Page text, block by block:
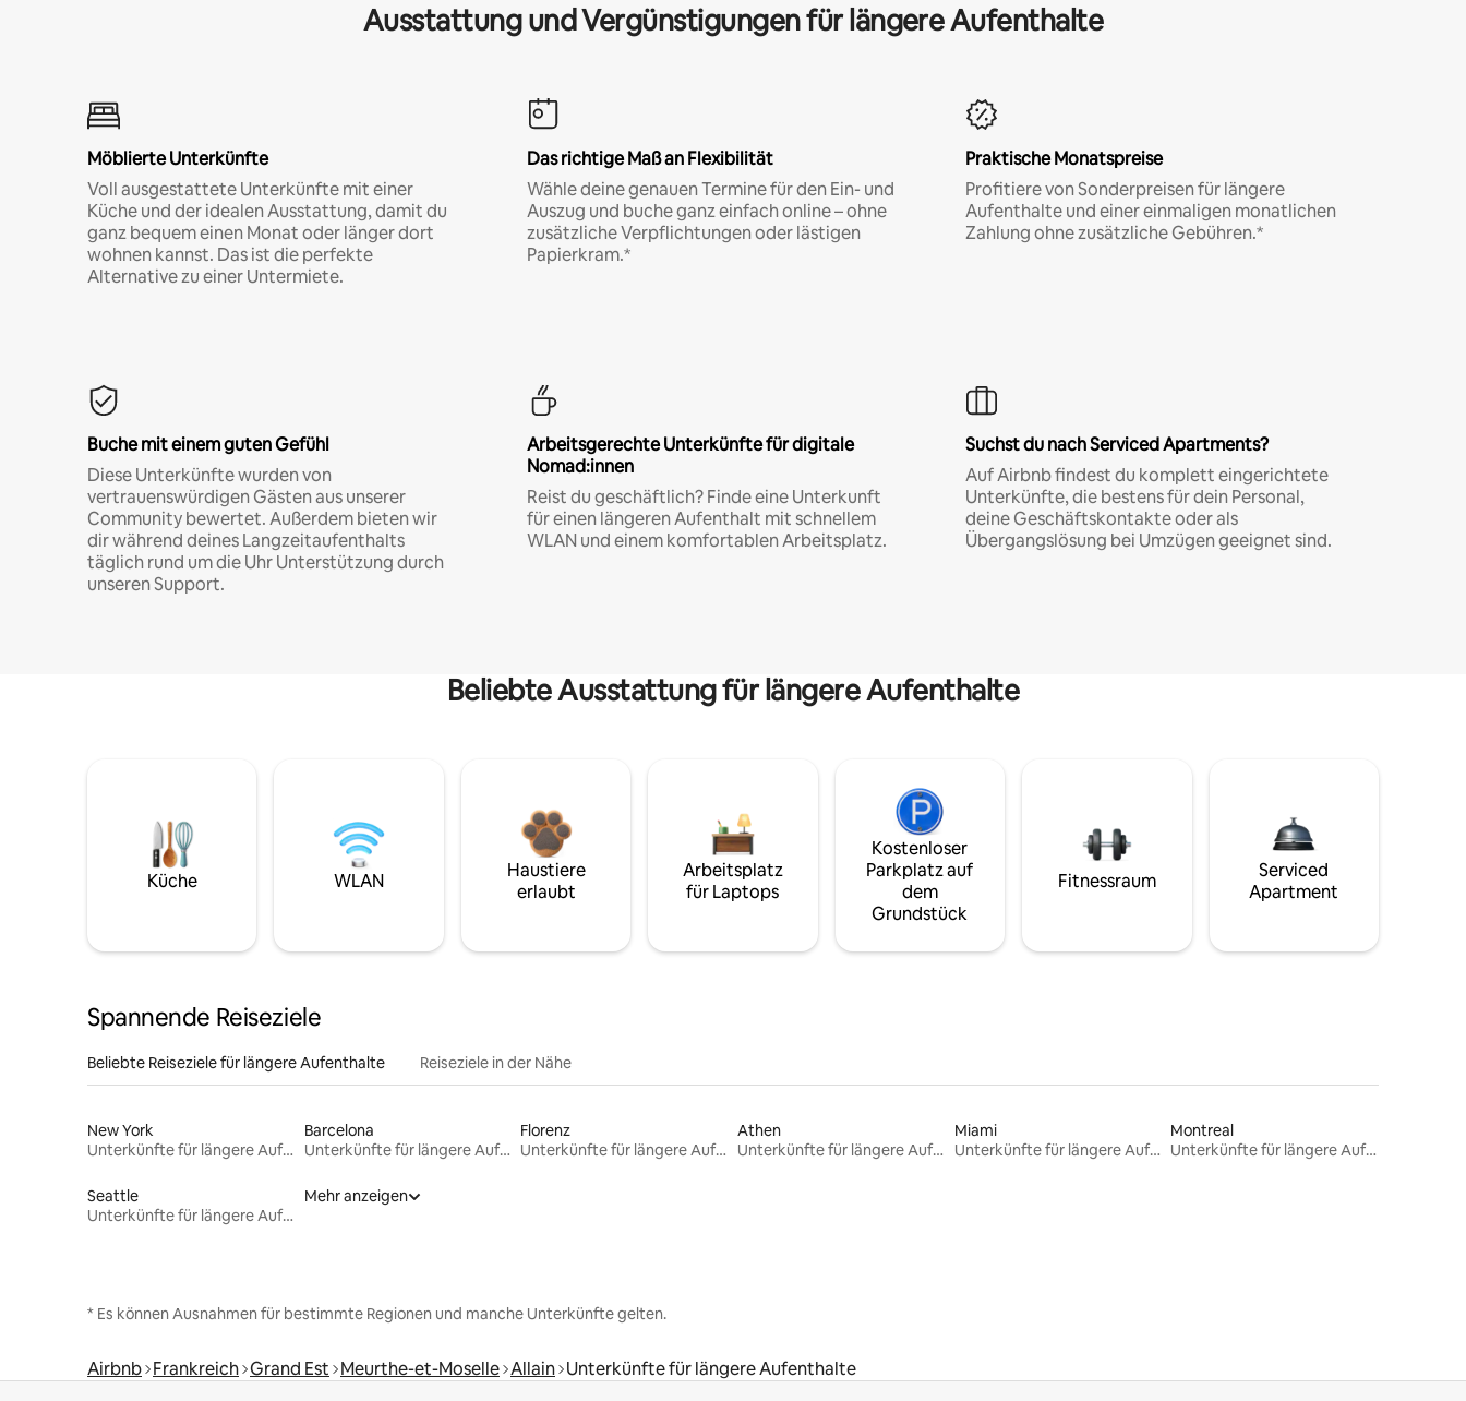
Ausstattung und Vergünstigungen für längere Aufenthalte
Möblierte Unterkünfte
Voll ausgestattete Unterkünfte mit einer
Küche und der idealen Ausstattung, damit du
ganz bequem einen Monat oder länger dort
wohnen kannst. Das ist die perfekte
Alternative zu einer Untermiete.
Das richtige Maß an Flexibilität
Wähle deine genauen Termine für den Ein- und
Auszug und buche ganz einfach online – ohne
zusätzliche Verpflichtungen oder lästigen
Papierkram.*
Praktische Monatspreise
Profitiere von Sonderpreisen für längere
Aufenthalte und einer einmaligen monatlichen
Zahlung ohne zusätzliche Gebühren.*
Buche mit einem guten Gefühl
Diese Unterkünfte wurden von
vertrauenswürdigen Gästen aus unserer
Community bewertet. Außerdem bieten wir
dir während deines Langzeitaufenthalts
täglich rund um die Uhr Unterstützung durch
unseren Support.
Arbeitsgerechte Unterkünfte für digitale
Nomad:innen
Reist du geschäftlich? Finde eine Unterkunft
für einen längeren Aufenthalt mit schnellem
WLAN und einem komfortablen Arbeitsplatz.
Suchst du nach Serviced Apartments?
Auf Airbnb findest du komplett eingerichtete
Unterkünfte, die bestens für dein Personal,
deine Geschäftskontakte oder als
Übergangslösung bei Umzügen geeignet sind.
Beliebte Ausstattung für längere Aufenthalte
Küche WLAN
Haustiere
erlaubt
Arbeitsplatz
für Laptops
Kostenloser
Parkplatz auf
dem
Grundstück
Fitnessraum
Serviced
Apartment
Spannende Reiseziele
Beliebte Reiseziele für längere Aufenthalte Reiseziele in der Nähe
New York
Unterkünfte für längere Aufenthalte
Barcelona
Unterkünfte für längere Aufenthalte
Florenz
Unterkünfte für längere Aufenthalte
Athen
Unterkünfte für längere Aufenthalte
Miami
Unterkünfte für längere Aufenthalte
Montreal
Unterkünfte für längere Aufenthalte
Seattle
Unterkünfte für längere Aufenthalte
Mehr anzeigen
* Es können Ausnahmen für bestimmte Regionen und manche Unterkünfte gelten.
Airbnb Frankreich Grand Est Meurthe-et-Moselle Allain Unterkünfte für längere Aufenthalte